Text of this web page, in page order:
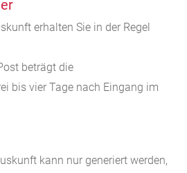
erhalten Sie in der Regel
beträgt die
bis vier Tage nach Eingang im
kann nur generiert werden,